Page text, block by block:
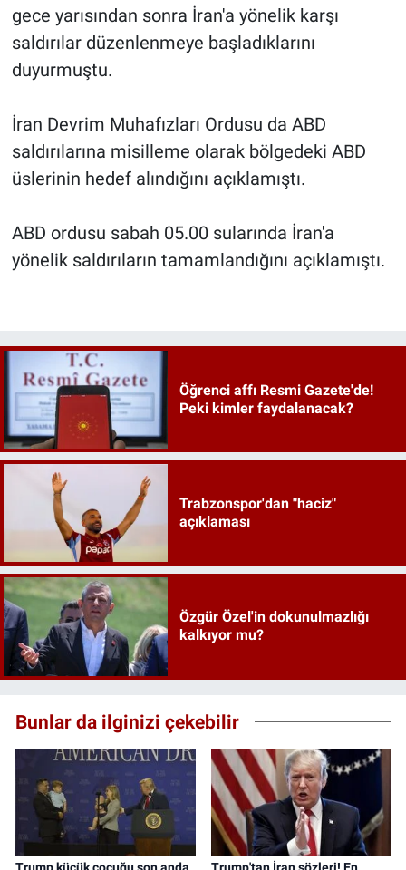
gece yarısından sonra İran'a yönelik karşı
saldırılar düzenlenmeye başladıklarını
duyurmuştu.
İran Devrim Muhafızları Ordusu da ABD
saldırılarına misilleme olarak bölgedeki ABD
üslerinin hedef alındığını açıklamıştı.
ABD ordusu sabah 05.00 sularında İran'a
yönelik saldırıların tamamlandığını açıklamıştı.
Öğrenci affı Resmi Gazete'de!
Peki kimler faydalanacak?
Trabzonspor'dan "haciz"
açıklaması
Özgür Özel'in dokunulmazlığı
kalkıyor mu?
Bunlar da ilginizi çekebilir